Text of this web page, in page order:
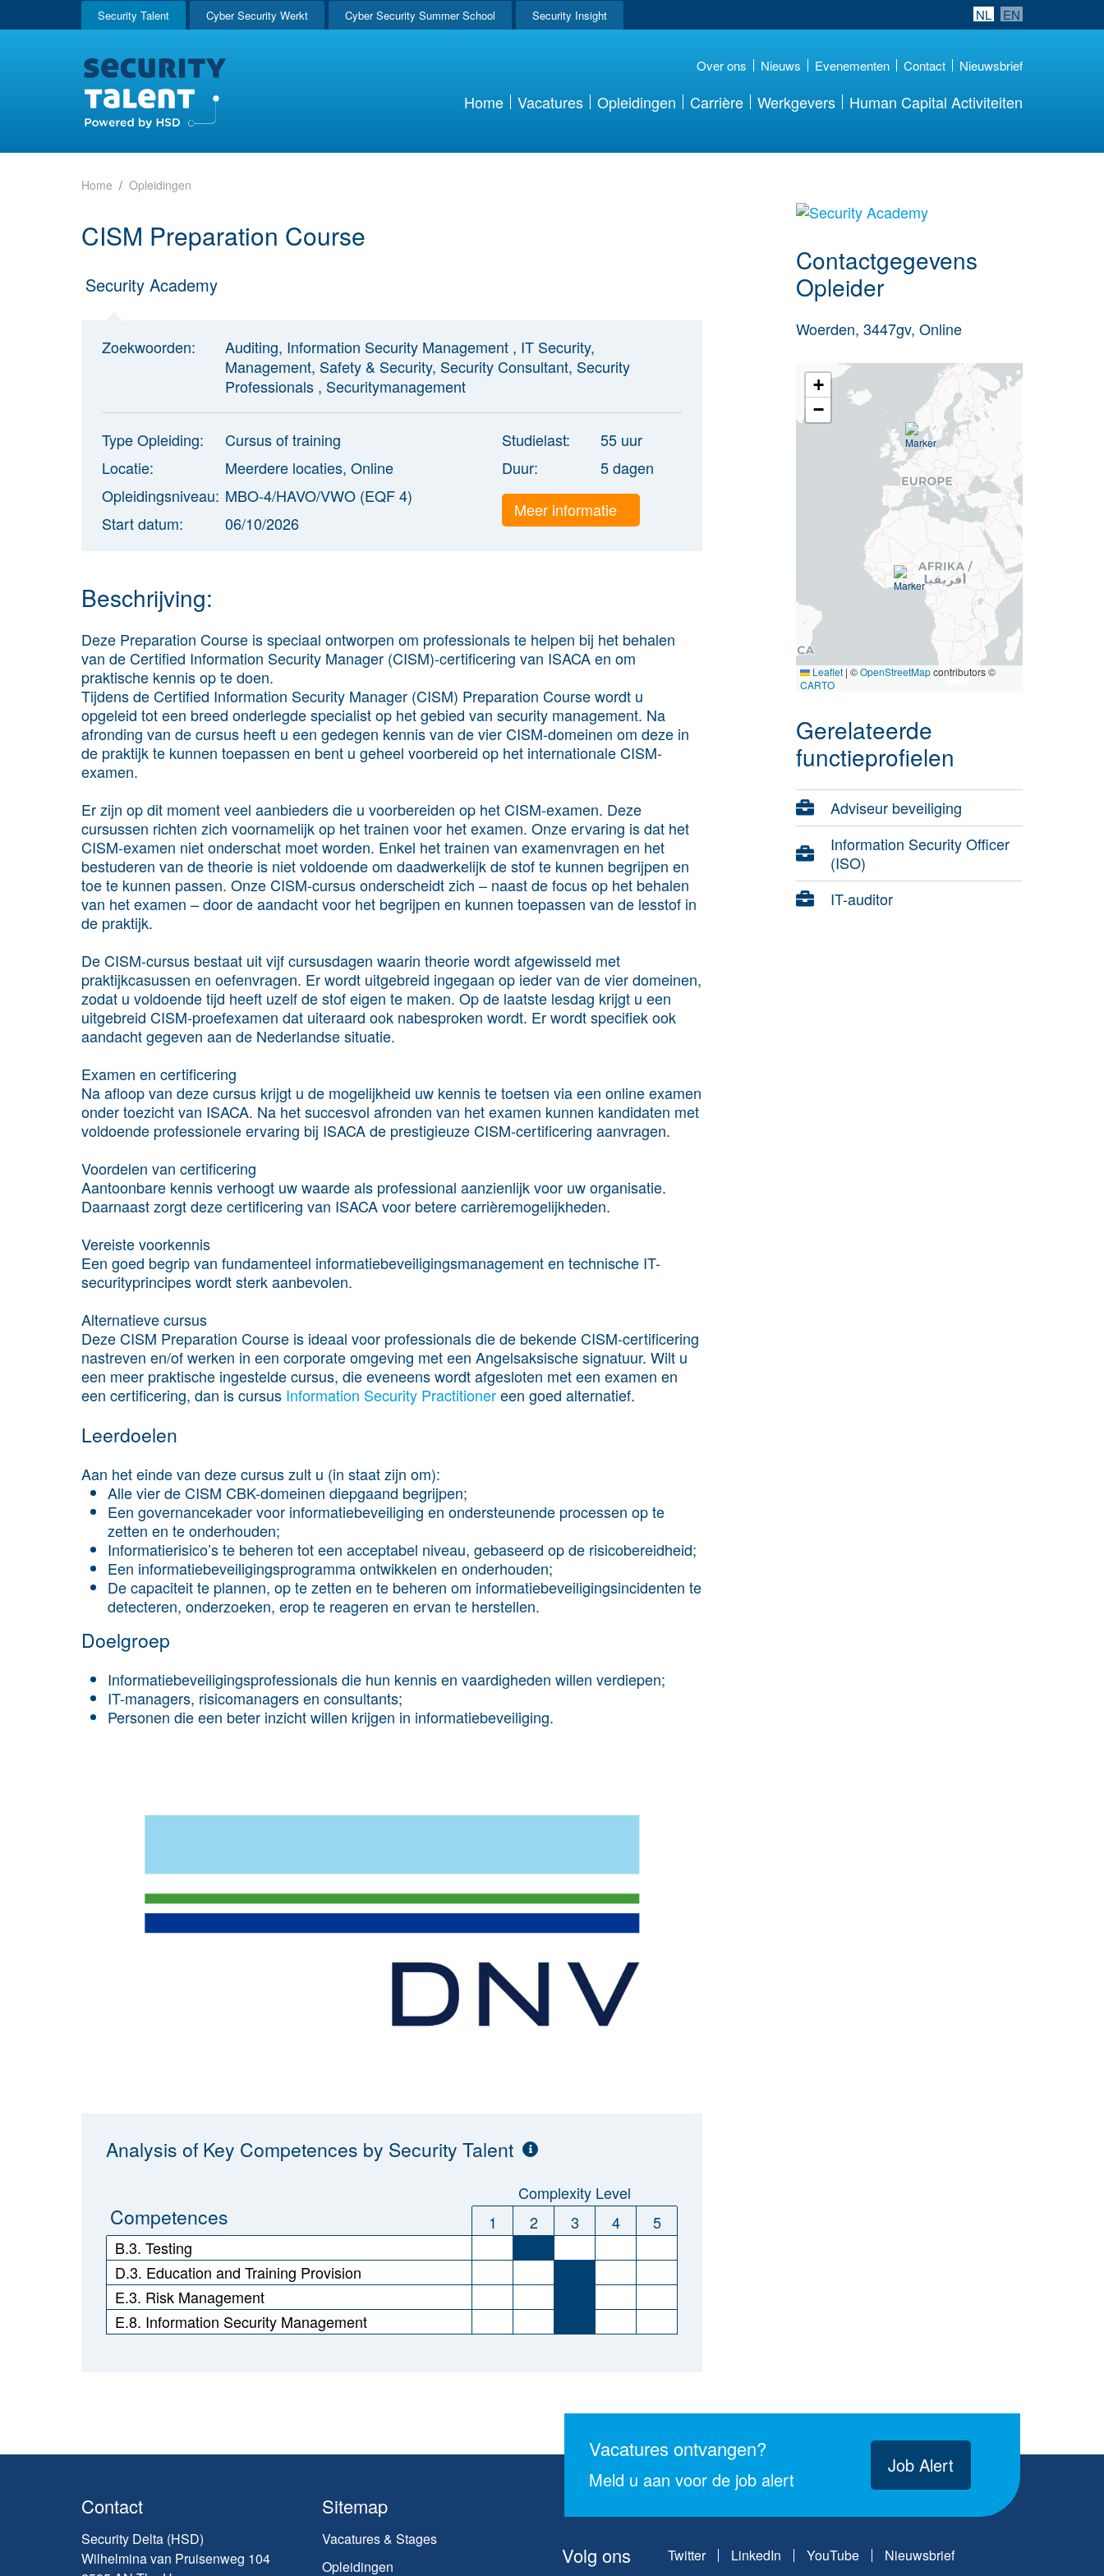
Security Talent Cyber Security Werkt Cyber Security Summer School Security Insight NL EN
Over ons Nieuws Evenementen Contact Nieuwsbrief
Home Vacatures Opleidingen Carrière Werkgevers Human Capital Activiteiten
Home Opleidingen
CISM Preparation Course
Security Academy
Zoekwoorden:
Auditing, Information Security Management , IT Security,
Management, Safety & Security, Security Consultant, Security
Professionals , Securitymanagement
Type Opleiding:
Cursus of training
Locatie:
Meerdere locaties, Online
Opleidingsniveau: MBO-4/HAVO/VWO (EQF 4)
Start datum:
06/10/2026
Studielast:
55 uur
Duur:
5 dagen
Meer informatie
Beschrijving:
Deze Preparation Course is speciaal ontworpen om professionals te helpen bij het behalen
van de Certified Information Security Manager (CISM)-certificering van ISACA en om
praktische kennis op te doen.
Tijdens de Certified Information Security Manager (CISM) Preparation Course wordt u
opgeleid tot een breed onderlegde specialist op het gebied van security management. Na
afronding van de cursus heeft u een gedegen kennis van de vier CISM-domeinen om deze in
de praktijk te kunnen toepassen en bent u geheel voorbereid op het internationale CISM-
examen.
Er zijn op dit moment veel aanbieders die u voorbereiden op het CISM-examen. Deze
cursussen richten zich voornamelijk op het trainen voor het examen. Onze ervaring is dat het
CISM-examen niet onderschat moet worden. Enkel het trainen van examenvragen en het
bestuderen van de theorie is niet voldoende om daadwerkelijk de stof te kunnen begrijpen en
toe te kunnen passen. Onze CISM-cursus onderscheidt zich – naast de focus op het behalen
van het examen – door de aandacht voor het begrijpen en kunnen toepassen van de lesstof in
de praktijk.
De CISM-cursus bestaat uit vijf cursusdagen waarin theorie wordt afgewisseld met
praktijkcasussen en oefenvragen. Er wordt uitgebreid ingegaan op ieder van de vier domeinen,
zodat u voldoende tijd heeft uzelf de stof eigen te maken. Op de laatste lesdag krijgt u een
uitgebreid CISM-proefexamen dat uiteraard ook nabesproken wordt. Er wordt specifiek ook
aandacht gegeven aan de Nederlandse situatie.
Examen en certificering
Na afloop van deze cursus krijgt u de mogelijkheid uw kennis te toetsen via een online examen
onder toezicht van ISACA. Na het succesvol afronden van het examen kunnen kandidaten met
voldoende professionele ervaring bij ISACA de prestigieuze CISM-certificering aanvragen.
Voordelen van certificering
Aantoonbare kennis verhoogt uw waarde als professional aanzienlijk voor uw organisatie.
Daarnaast zorgt deze certificering van ISACA voor betere carrièremogelijkheden.
Vereiste voorkennis
Een goed begrip van fundamenteel informatiebeveiligingsmanagement en technische IT-
securityprincipes wordt sterk aanbevolen.
Alternatieve cursus
Deze CISM Preparation Course is ideaal voor professionals die de bekende CISM-certificering
nastreven en/of werken in een corporate omgeving met een Angelsaksische signatuur. Wilt u
een meer praktische ingestelde cursus, die eveneens wordt afgesloten met een examen en
een certificering, dan is cursus Information Security Practitionereen goed alternatief.
Leerdoelen
Aan het einde van deze cursus zult u (in staat zijn om):
Alle vier de CISM CBK-domeinen diepgaand begrijpen;
Een governancekader voor informatiebeveiliging en ondersteunende processen op te
zetten en te onderhouden;
Informatie­risico’s te beheren tot een acceptabel niveau, gebaseerd op de risicobereidheid;
Een informatiebeveiligingsprogramma ontwikkelen en onderhouden;
De capaciteit te plannen, op te zetten en te beheren om informatiebeveiligingsincidenten te
detecteren, onderzoeken, erop te reageren en ervan te herstellen.
Doelgroep
Informatiebeveiligingsprofessionals die hun kennis en vaardigheden willen verdiepen;
IT-managers, risicomanagers en consultants;
Personen die een beter inzicht willen krijgen in informatiebeveiliging.
Analysis of Key Competences by Security Talent
Complexity Level
Competences 1 2 3 4
5
B.3. Testing
D.3. Education and Training Provision
E.3. Risk Management
E.8. Information Security Management
over deze opleider
Contactgegevens
Opleider
Woerden, 3447gv, Online
+
−
Leaflet | ©OpenStreetMapcontributors ©
CARTO
Gerelateerde
functieprofielen
Adviseur beveiliging
Information Security Officer
(ISO)
IT-auditor
Vacatures ontvangen?
Meld u aan voor de job alert
Job Alert
Contact
Security Delta (HSD)
Wilhelmina van Pruisenweg 104
Sitemap
Vacatures & Stages
Opleidingen
Volg ons Twitter LinkedIn YouTube Nieuwsbrief